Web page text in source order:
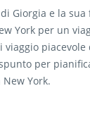
Giorgia e la sua
York per un
piacevole
per
York.